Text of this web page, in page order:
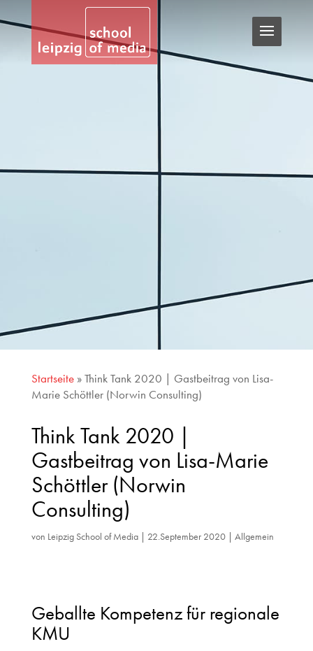
Startseite»Think Tank 2020 | Gastbeitrag von Lisa-
Marie Schöttler (Norwin Consulting)
Think Tank 2020 |
Gastbeitrag von Lisa-Marie
Schöttler (Norwin
Consulting)
von Leipzig School of Media| 22.September 2020| Allgemein
Geballte Kompetenz für regionale
KMU